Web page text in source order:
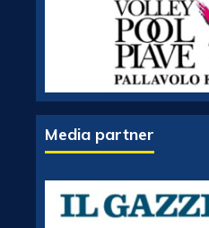
Media partner